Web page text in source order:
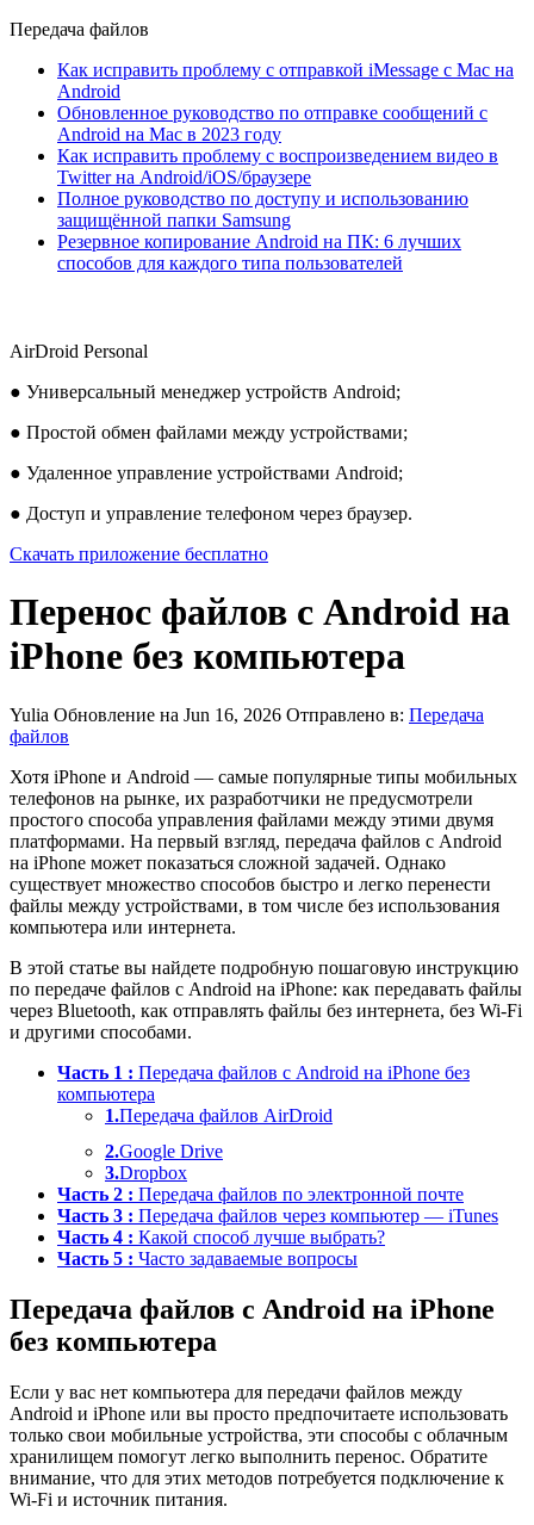
Передача файлов
Как исправить проблему с отправкой iMessage с Mac на
Android
Обновленное руководство по отправке сообщений с
Android на Mac в 2023 году
Как исправить проблему с воспроизведением видео в
Twitter на Android/iOS/браузере
Полное руководство по доступу и использованию
защищённой папки Samsung
Резервное копирование Android на ПК: 6 лучших
способов для каждого типа пользователей
AirDroid Personal
● Универсальный менеджер устройств Android;
● Простой обмен файлами между устройствами;
● Удаленное управление устройствами Android;
● Доступ и управление телефоном через браузер.
Скачать приложение бесплатно
Перенос файлов с Android на
iPhone без компьютера
Yulia Обновление на Jun 16, 2026 Отправлено в: Передача
файлов
Хотя iPhone и Android — самые популярные типы мобильных
телефонов на рынке, их разработчики не предусмотрели
простого способа управления файлами между этими двумя
платформами. На первый взгляд, передача файлов с Android
на iPhone может показаться сложной задачей. Однако
существует множество способов быстро и легко перенести
файлы между устройствами, в том числе без использования
компьютера или интернета.
В этой статье вы найдете подробную пошаговую инструкцию
по передаче файлов с Android на iPhone: как передавать файлы
через Bluetooth, как отправлять файлы без интернета, без Wi-Fi
и другими способами.
Часть 1 : Передача файлов с Android на iPhone без
компьютера
1.Передача файлов AirDroid
2.Google Drive
3.Dropbox
Часть 2 : Передача файлов по электронной почте
Часть 3 : Передача файлов через компьютер — iTunes
Часть 4 : Какой способ лучше выбрать?
Часть 5 : Часто задаваемые вопросы
Передача файлов с Android на iPhone
без компьютера
Если у вас нет компьютера для передачи файлов между
Android и iPhone или вы просто предпочитаете использовать
только свои мобильные устройства, эти способы с облачным
хранилищем помогут легко выполнить перенос. Обратите
внимание, что для этих методов потребуется подключение к
Wi-Fi и источник питания.